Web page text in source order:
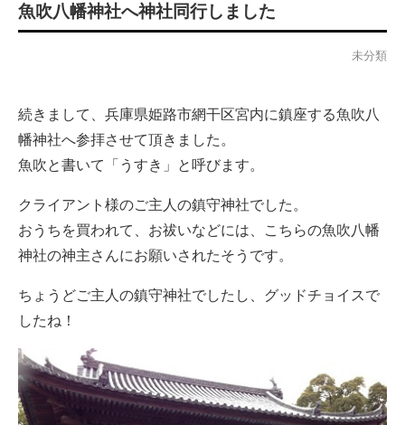
魚吹八幡神社へ神社同行しました
未分類
続きまして、兵庫県姫路市網干区宮内に鎮座する魚吹八
幡神社へ参拝させて頂きました。
魚吹と書いて「うすき」と呼びます。
クライアント様のご主人の鎮守神社でした。
おうちを買われて、お祓いなどには、こちらの魚吹八幡
神社の神主さんにお願いされたそうです。
ちょうどご主人の鎮守神社でしたし、グッドチョイスで
したね！